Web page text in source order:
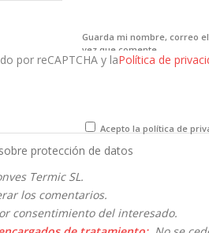
Guarda mi nombre, correo
vez que comente.
por reCAPTCHA y laPolítica de
Acepto la política de
protección de datos
Termic SL.
los comentarios.
consentimiento del interesado.